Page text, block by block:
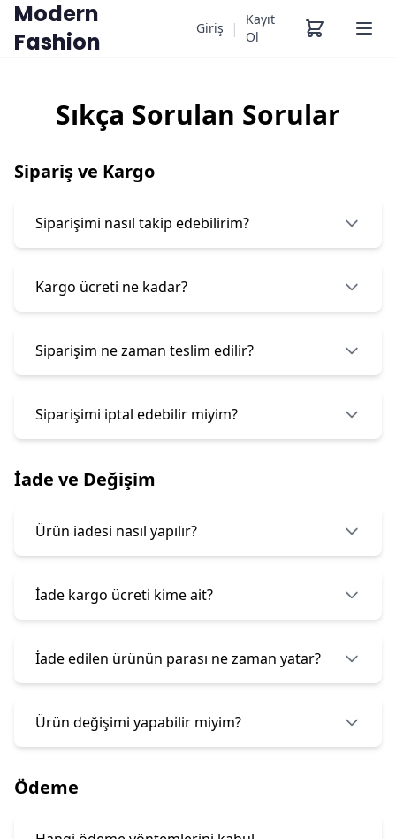
Modern
Fashion
Giriş |
Kayıt
Ol
Sıkça Sorulan Sorular
Sipariş ve Kargo
Siparişimi nasıl takip edebilirim?
Kargo ücreti ne kadar?
Siparişim ne zaman teslim edilir?
Siparişimi iptal edebilir miyim?
İade ve Değişim
Ürün iadesi nasıl yapılır?
İade kargo ücreti kime ait?
İade edilen ürünün parası ne zaman yatar?
Ürün değişimi yapabilir miyim?
Ödeme